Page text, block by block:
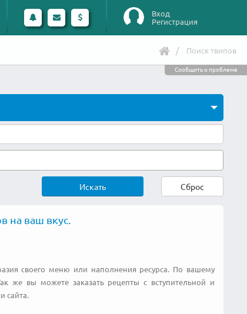
Вход
Регистрация
Поиск твипов
Сообщить о проблеме
Искать Сброс
на ваш вкус.
своего меню или наполнения ресурса. По вашему
же вы можете заказать рецепты с вступительной и
сайта.